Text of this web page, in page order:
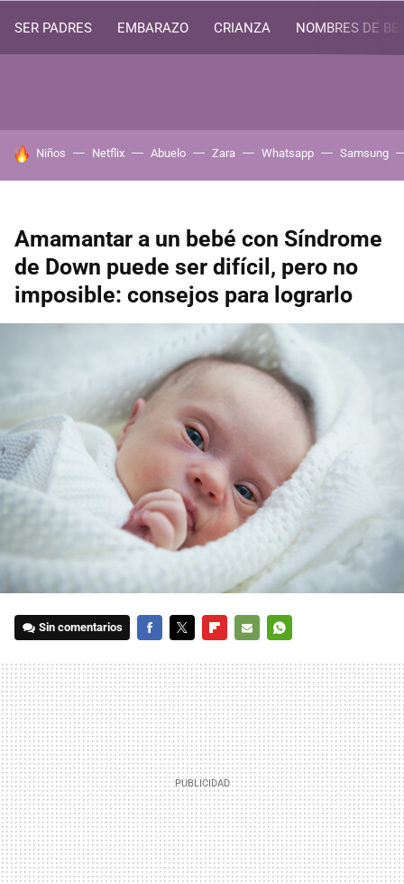
SER PADRES EMBARAZO CRIANZA NOMBRES DE
HOY SE HABLA DE
Niños Netflix Abuelo Zara Whatsapp Samsung
Amamantar a un bebé con Síndrome
de Down puede ser difícil, pero no
imposible: consejos para lograrlo
Sin comentarios
MAIL